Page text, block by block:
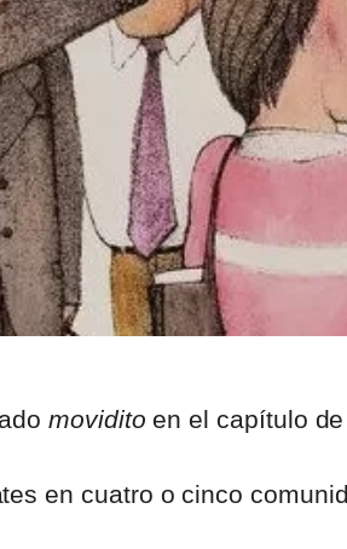
movidito en el capítulo
en cuatro o cinco